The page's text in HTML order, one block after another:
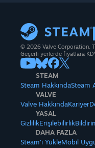
© 2026 Valve Corporation.
Geçerli yerlerde fiyatlara
STEAM
Steam HakkındaSteam
VALVE
Valve HakkındaKariyer
YASAL
GizlilikErişilebilirlik
DAHA FAZLA
Steam'i YükleMobil